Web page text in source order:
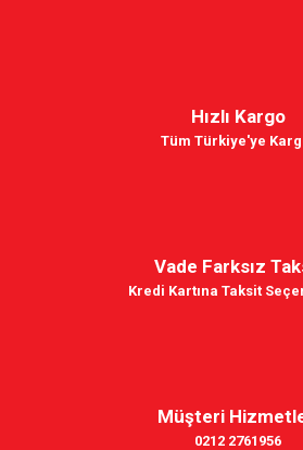
Hızlı Kargo
Tüm Türkiye'ye
Vade Farksız
Kredi Kartına Taksit
Müşteri
0212 2761956